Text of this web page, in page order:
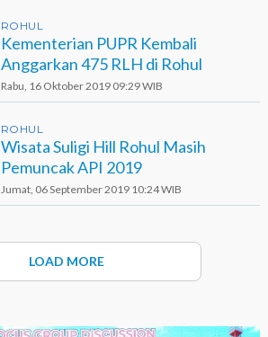
ROHUL
Kementerian PUPR Kembali
Anggarkan 475 RLH di Rohul
Rabu, 16 Oktober 2019 09:29 WIB
ROHUL
Wisata Suligi Hill Rohul Masih
Pemuncak API 2019
Jumat, 06 September 2019 10:24 WIB
LOAD MORE